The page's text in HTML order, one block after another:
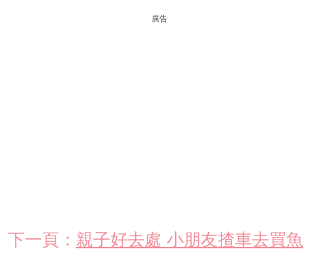
廣告
下一頁： 親子好去處 小朋友揸車去買魚